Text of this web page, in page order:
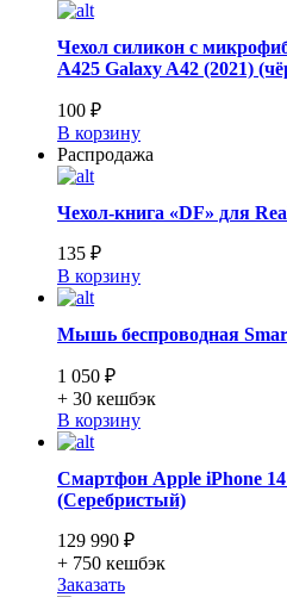
Чехол силикон с
A425 Galaxy A42 (2021)
100 ₽
В корзину
Распродажа
Чехол-книга «DF» для
135 ₽
В корзину
Мышь беспроводная
1 050 ₽
+ 30 кешбэк
В корзину
Смартфон Apple iPhone
(Серебристый)
129 990 ₽
+ 750 кешбэк
Заказать